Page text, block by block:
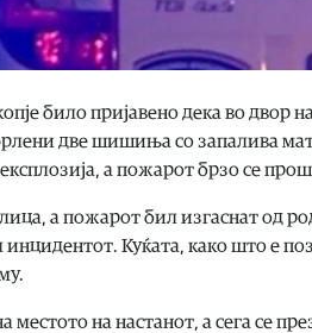
било пријавено дека во двор
две шишиња со запалива
а пожарот брзо се
а пожарот бил изгаснат од
Куќата, како што е
на настанот, а сега се